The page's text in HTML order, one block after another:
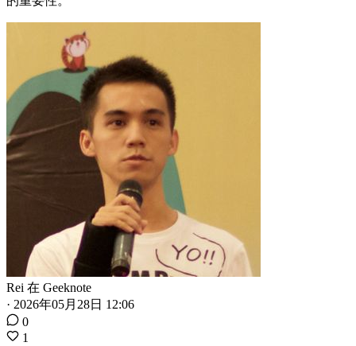
Rei 在 Geeknote
· 2026年05月28日 12:06
0
1